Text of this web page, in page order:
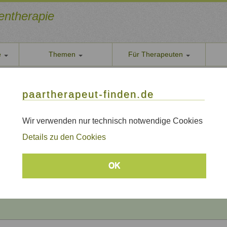
paartherapeut-finden.de
Wir verwenden nur technisch notwendige Cookies
Details zu den Cookies
OK
Themen Für Therapeuten
Wir
Themen Qualität
/ Paartherapie Büttelborn
/ Paartherapie Büttelborn
Beratungsthemen